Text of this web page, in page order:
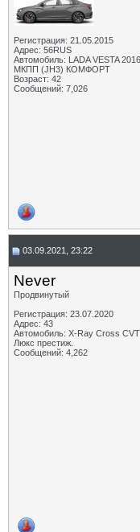
Регистрация: 21.05.2015
Адрес: 56RUS
Автомобиль: LADA VESTA
МКПП (JH3) КОМФОРТ
Возраст: 42
Сообщений: 7,026
03.09.2021, 23:22
Never
Продвинутый
Регистрация: 23.07.2020
Адрес: 43
Автомобиль: X-Ray Cross CVT
Люкс престиж.
Сообщений: 4,262